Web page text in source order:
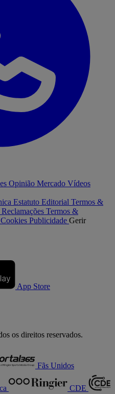
Opinião Mercado Vídeos
Estatuto Editorial Termos &
Termos &
Publicidade Gerir
App Store
os direitos reservados.
Fãs Unidos
CDE